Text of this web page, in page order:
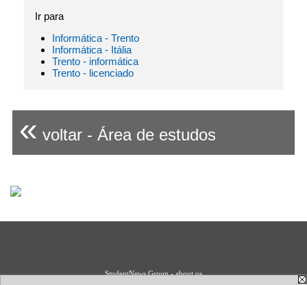
Ir para
Informática - Trento
Informática - Itália
Trento - informática
Trento - licenciado
« voltar - Área de estudos
StudentNews Group - about us